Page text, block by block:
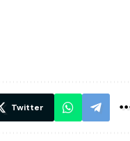
निगरानी
Twitter